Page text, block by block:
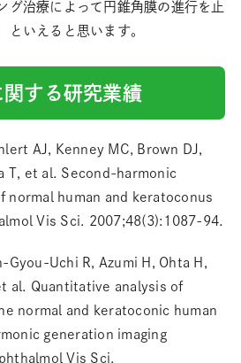
グ治療によって円錐角膜の進行を止
といえると思います。
関する研究業績
AJ, Kenney MC, Brown DJ,
T, et al. Second-harmonic
normal human and keratoconus
Vis Sci. 2007;48(3):1087-94.
Gyou-Uchi R, Azumi H, Ohta H,
al. Quantitative analysis of
normal and keratoconic human
generation imaging
Vis Sci.